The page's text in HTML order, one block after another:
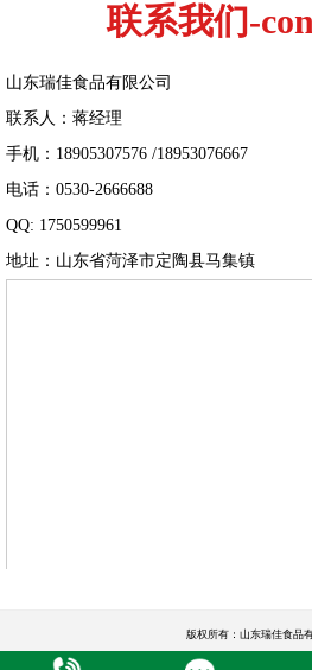
联系我们-
山东瑞佳食品有限公司
联系人：蒋经理
手机：18905307576 /18953076667
电话：0530-2666688
QQ: 1750599961
地址：山东省菏泽市定陶县马集镇
版权所有：山东瑞佳食品